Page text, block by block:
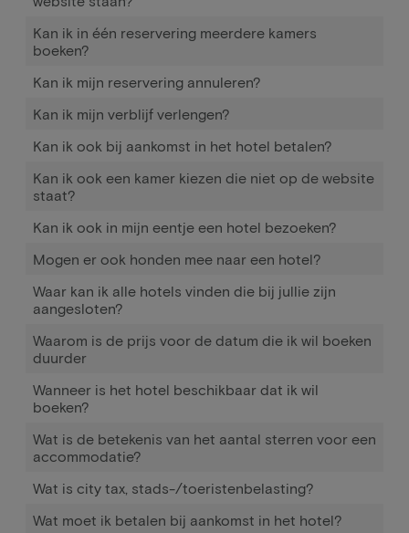
Kan ik in één reservering meerdere kamers
boeken?
Kan ik mijn reservering annuleren?
Kan ik mijn verblijf verlengen?
Kan ik ook bij aankomst in het hotel betalen?
Kan ik ook een kamer kiezen die niet op de website
staat?
Kan ik ook in mijn eentje een hotel bezoeken?
Mogen er ook honden mee naar een hotel?
Waar kan ik alle hotels vinden die bij jullie zijn
aangesloten?
Waarom is de prijs voor de datum die ik wil boeken
duurder
Wanneer is het hotel beschikbaar dat ik wil
boeken?
Wat is de betekenis van het aantal sterren voor een
accommodatie?
Wat is city tax, stads-/toeristenbelasting?
Wat moet ik betalen bij aankomst in het hotel?